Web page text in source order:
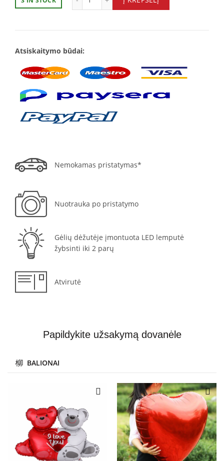
Atsiskaitymo būdai:
Nemokamas pristatymas*
Nuotrauka po pristatymo
Gėlių dėžutėje įmontuota LED lemputė
žybsinti iki 2 parų
Atvirutė
Papildykite užsakymą dovanėle
BALIONAI